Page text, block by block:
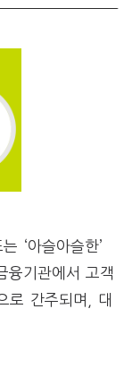
‘아슬아슬한’
융기관에서 고객
로 간주되며, 대